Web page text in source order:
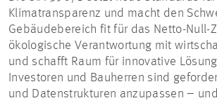
Klimatransparenz und macht den
Gebäudebereich fit für das Netto-Null-
ökologische Verantwortung mit
und schafft Raum für innovative
Investoren und Bauherren sind
und Datenstrukturen anzupassen –